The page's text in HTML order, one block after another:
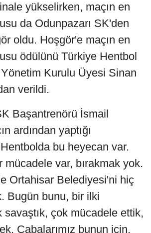
yükselirken, maçın en
da Odunpazarı SK'den
oldu. Hoşgör'e maçın en
ödülünü Türkiye Hentbol
Kurulu Üyesi Sinan
verildi.
Başantrenörü İsmail
ardından yaptığı
bu heyecan var.
mücadele var, bırakmak yok.
Ortahisar Belediyesi'ni hiç
Bugün bunu, bir ilki
savaştık, çok mücadele ettik,
Çabalarımız bunun için.